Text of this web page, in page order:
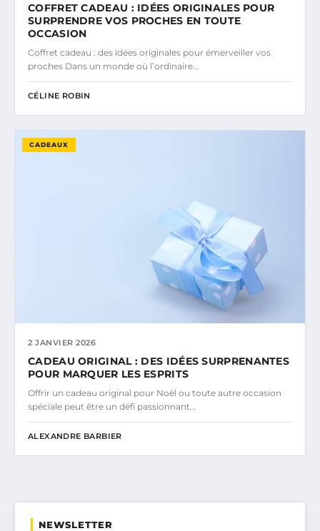
COFFRET CADEAU : IDÉES ORIGINALES POUR
SURPRENDRE VOS PROCHES EN TOUTE
OCCASION
Coffret cadeau : des idées originales pour émerveiller vos
proches Dans un monde où l’ordinaire…
CÉLINE ROBIN
CADEAUX
2 JANVIER 2026
CADEAU ORIGINAL : DES IDÉES SURPRENANTES
POUR MARQUER LES ESPRITS
Offrir un cadeau original pour Noël ou toute autre occasion
spéciale peut être un défi passionnant…
ALEXANDRE BARBIER
NEWSLETTER